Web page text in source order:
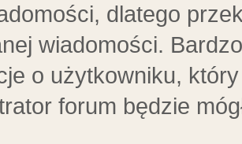
dlatego
wiadomości.
o użytkowniku,
forum będzie